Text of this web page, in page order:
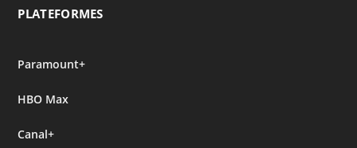
PLATEFORMES
Paramount+
HBO Max
Canal+